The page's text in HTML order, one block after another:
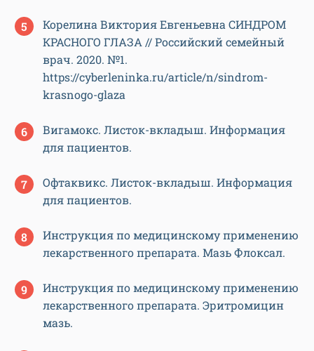
Корелина Виктория Евгеньевна СИНДРОМ
КРАСНОГО ГЛАЗА // Российский семейный
врач. 2020. №1.
https://cyberleninka.ru/article/n/sindrom-
krasnogo-glaza
Вигамокс. Листок-вкладыш. Информация
для пациентов.
Офтаквикс. Листок-вкладыш. Информация
для пациентов.
Инструкция по медицинскому применению
лекарственного препарата. Мазь Флоксал.
Инструкция по медицинскому применению
лекарственного препарата. Эритромицин
мазь.